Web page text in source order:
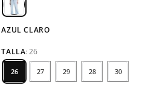
AZUL CLARO
TALLA: 26
26 27 28
29 30